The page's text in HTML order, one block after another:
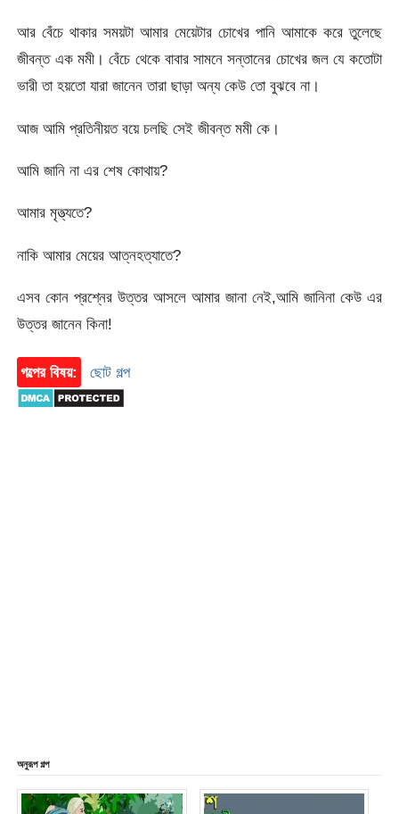
আর বেঁচে থাকার সময়টা আমার মেয়েটার চোখের পানি আমাকে করে তুলেছে
জীবন্ত এক মমী। বেঁচে থেকে বাবার সামনে সন্তানের চোখের জল যে কতোটা
ভারী তা হয়তো যারা জানেন তারা ছাড়া অন্য কেউ তো বুঝবে না।
আজ আমি প্রতিনীয়ত বয়ে চলছি সেই জীবন্ত মমী কে।
আমি জানি না এর শেষ কোথায়?
আমার মৃত্ত্যতে?
নাকি আমার মেয়ের আত্নহত্যাতে?
এসব কোন প্রশ্নের উত্তর আসলে আমার জানা নেই,আমি জানিনা কেউ এর
উত্তর জানেন কিনা!
গল্পের বিষয়: ছোট গল্প
অনুরূপ গল্প